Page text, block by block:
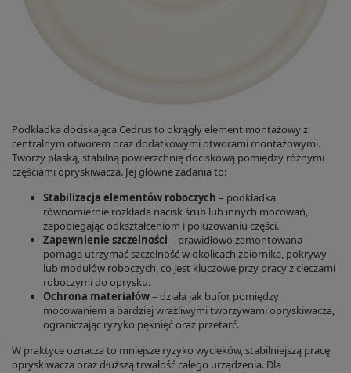
Podkładka dociskająca Cedrus to okrągły element montażowy z
centralnym otworem oraz dodatkowymi otworami montażowymi.
Tworzy płaską, stabilną powierzchnię dociskową pomiędzy różnymi
częściami opryskiwacza. Jej główne zadania to:
Stabilizacja elementów roboczych – podkładka
równomiernie rozkłada nacisk śrub lub innych mocowań,
zapobiegając odkształceniom i poluzowaniu części.
Zapewnienie szczelności – prawidłowo zamontowana
pomaga utrzymać szczelność w okolicach zbiornika, pokrywy
lub modułów roboczych, co jest kluczowe przy pracy z cieczami
roboczymi do oprysku.
Ochrona materiałów– działa jak bufor pomiędzy
mocowaniem a bardziej wrażliwymi tworzywami opryskiwacza,
ograniczając ryzyko pęknięć oraz przetarć.
W praktyce oznacza to mniejsze ryzyko wycieków, stabilniejszą pracę
opryskiwacza oraz dłuższą trwałość całego urządzenia. Dla